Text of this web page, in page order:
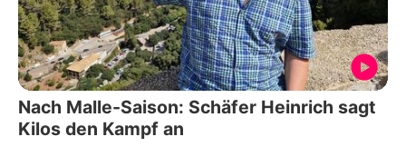
Nach Malle-Saison: Schäfer Heinrich sagt
Kilos den Kampf an